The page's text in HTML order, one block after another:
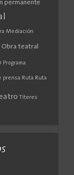
permanente
Mediación
Obra teatral
Programa
prensa Ruta Ruta
Títeres